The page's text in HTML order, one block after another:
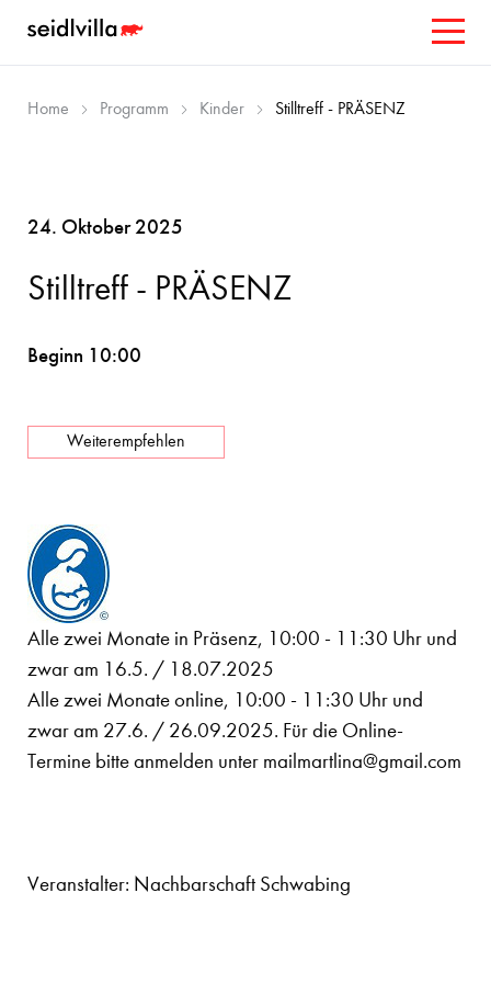
Home Programm Kinder Stilltreff - PRÄSENZ
24. Oktober 2025
Stilltreff - PRÄSENZ
Beginn 10:00
Weiterempfehlen
Alle zwei Monate in Präsenz, 10:00 - 11:30 Uhr und
zwar am 16.5. / 18.07.2025
Alle zwei Monate online, 10:00 - 11:30 Uhr und
zwar am 27.6. / 26.09.2025. Für die Online-
Termine bitte anmelden unter mailmartlina@gmail.com
Veranstalter: Nachbarschaft Schwabing